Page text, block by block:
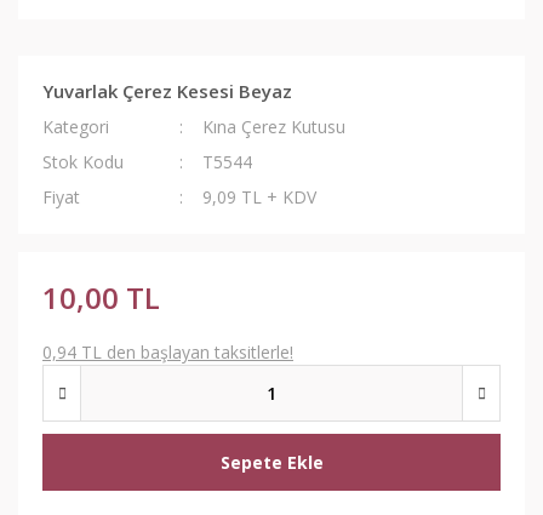
Yuvarlak Çerez Kesesi Beyaz
Kategori
Kına Çerez Kutusu
Stok Kodu
T5544
Fiyat
9,09 TL + KDV
10,00 TL
0,94 TL den başlayan taksitlerle!
Sepete Ekle